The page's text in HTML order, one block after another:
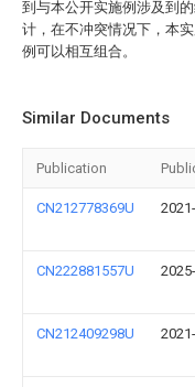
到与本公开实施例涉及到
计，在不冲突情况下，本
例可以相互组合。
Similar Documents
Publication
CN212778369U
CN222881557U
CN212409298U